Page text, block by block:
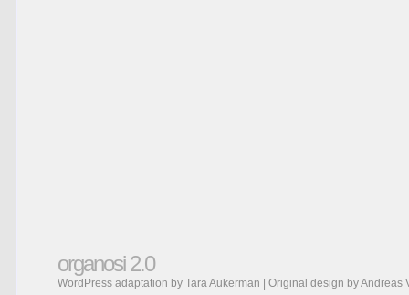
organosi 2.0
WordPress adaptation by Tara Aukerman | Original design byAndreas